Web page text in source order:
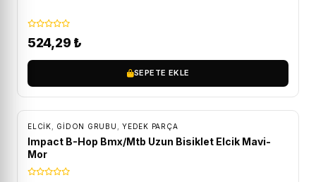
524,29₺
SEPETE EKLE
ELCIK GIDON GRUBU YEDEK PARÇA
Impact B-Hop Bmx/Mtb Uzun Bisiklet Elcik Mavi-
Mor